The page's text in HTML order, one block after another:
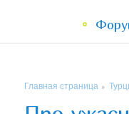
Главная страница »